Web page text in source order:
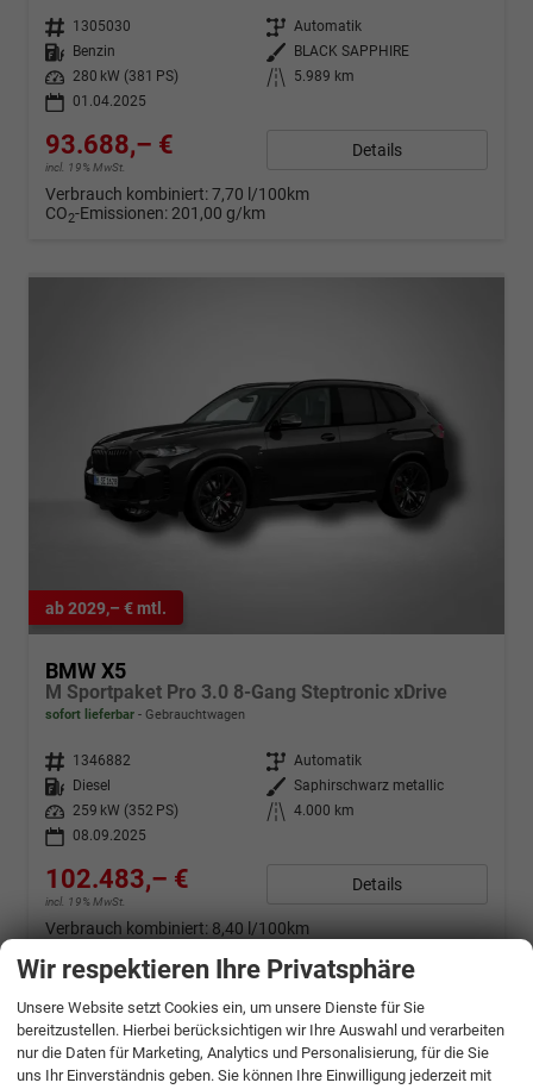
Fahrzeugnr. 1305030 Getriebe Automatik
Kraftstoff
Benzin Außenfarbe
BLACK SAPPHIRE
Leistung
280 kW (381 PS) Kilometerstand
5.989 km
01.04.2025
93.688,– €
incl. 19% MwSt.
Details
Verbrauch kombiniert:7,70 l/100km
CO2-Emissionen: 201,00 g/km
ab 2029,– € mtl.
BMW X5
M Sportpaket Pro 3.0 8-Gang Steptronic xDrive
sofort lieferbar Gebrauchtwagen
Fahrzeugnr. 1346882 Getriebe Automatik
Kraftstoff
Diesel Außenfarbe Saphirschwarz metallic
Leistung
259 kW (352 PS) Kilometerstand
4.000 km
08.09.2025
102.483,– €
incl. 19% MwSt.
Details
Verbrauch kombiniert: 8,40 l/100km
Wir respektieren Ihre Privatsphäre
Unsere Website setzt Cookies ein, um unsere Dienste für Sie
bereitzustellen. Hierbei berücksichtigen wir Ihre Auswahl und verarbeiten
nur die Daten für Marketing, Analytics und Personalisierung, für die Sie
uns Ihr Einverständnis geben. Sie können Ihre Einwilligung jederzeit mit